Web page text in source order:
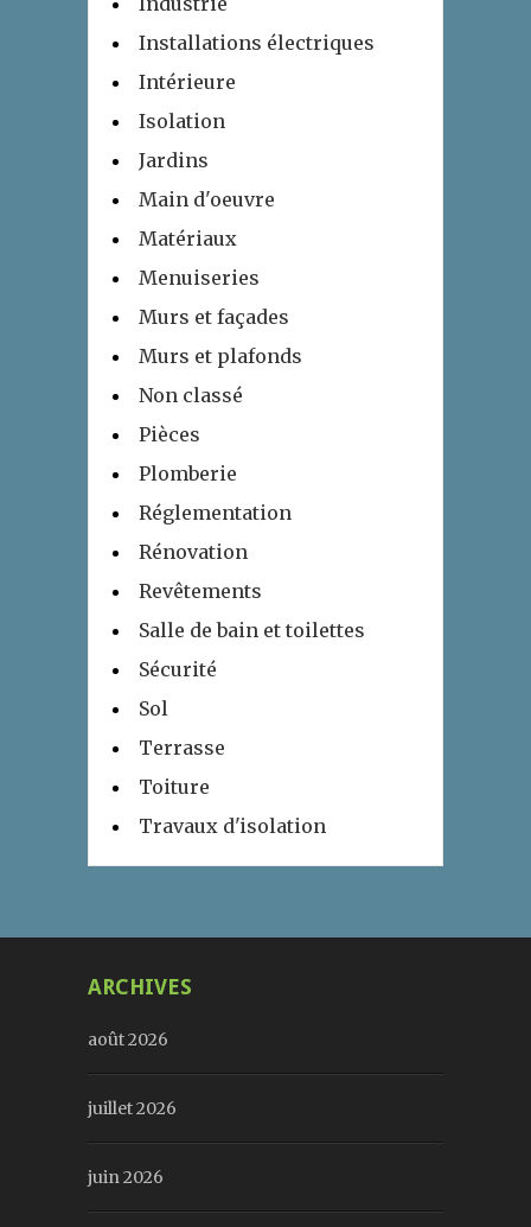
Installations électriques
Intérieure
Isolation
Jardins
Main d'oeuvre
Matériaux
Menuiseries
Murs et façades
Murs et plafonds
Non classé
Pièces
Plomberie
Réglementation
Rénovation
Revêtements
Salle de bain et toilettes
Sécurité
Sol
Terrasse
Toiture
Travaux d'isolation
ARCHIVES
août 2026
juillet 2026
juin 2026